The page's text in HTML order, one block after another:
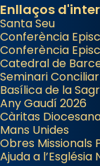
Enllaços
Santa Seu
Conferència
Conferència
Catedral de
Seminari
Basílica de la
Any Gaudí 2026
Càritas
Mans Unides
Obres Missionals
Ajuda a